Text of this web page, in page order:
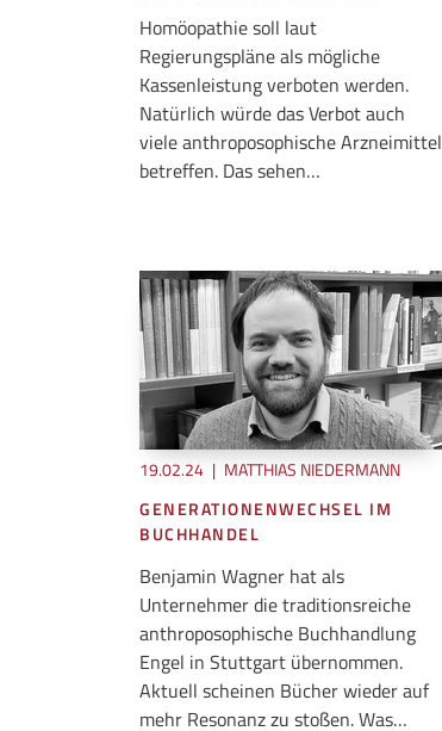
Homöopathie soll laut
Regierungspläne als mögliche
Kassenleistung verboten werden.
Natürlich würde das Verbot auch
viele anthroposophische Arzneimittel
betreffen. Das sehen…
19.02.24 | MATTHIAS NIEDERMANN
GENERATIONENWECHSEL IM
BUCHHANDEL
Benjamin Wagner hat als
Unternehmer die traditionsreiche
anthroposophische Buchhandlung
Engel in Stuttgart übernommen.
Aktuell scheinen Bücher wieder auf
mehr Resonanz zu stoßen. Was…